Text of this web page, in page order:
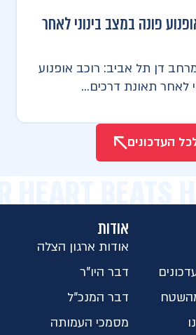
פונה במצב בינוני לאחר
דן תל אביב: רוכב אופנוע
לאחר תאונת דרכים...
העדכונים
BEATS
אודות
אודות ארגון הצלה
דבר היו"ר
דבר המנכ"ל
מסמכי העמותה